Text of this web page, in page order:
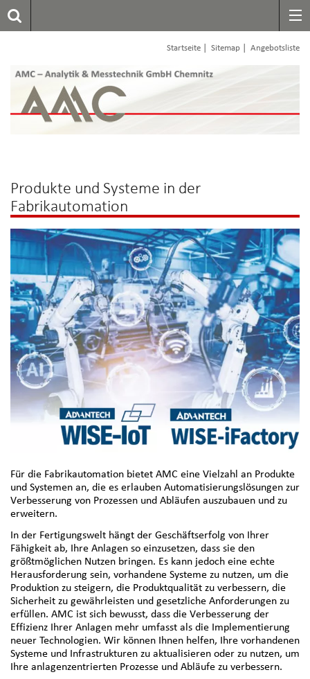
Startseite Sitemap Angebotsliste
Produkte und Systeme in der
Fabrikautomation
Für die Fabrikautomation bietet AMC eine Vielzahl an Produkte
und Systemen an, die es erlauben Automatisierungslösungen zur
Verbesserung von Prozessen und Abläufen auszubauen und zu
erweitern.
In der Fertigungswelt hängt der Geschäftserfolg von Ihrer
Fähigkeit ab, Ihre Anlagen so einzusetzen, dass sie den
größtmöglichen Nutzen bringen. Es kann jedoch eine echte
Herausforderung sein, vorhandene Systeme zu nutzen, um die
Produktion zu steigern, die Produktqualität zu verbessern, die
Sicherheit zu gewährleisten und gesetzliche Anforderungen zu
erfüllen. AMC ist sich bewusst, dass die Verbesserung der
Effizienz Ihrer Anlagen mehr umfasst als die Implementierung
neuer Technologien. Wir können Ihnen helfen, Ihre vorhandenen
Systeme und Infrastrukturen zu aktualisieren oder zu nutzen, um
Ihre anlagenzentrierten Prozesse und Abläufe zu verbessern.